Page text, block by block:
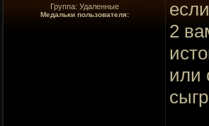
Группа: Удаленные
Медальки пользователя:
2
или